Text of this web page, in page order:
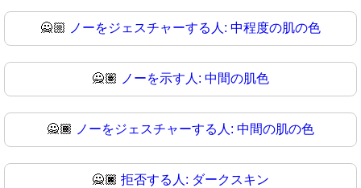
🙅🏼 ノーをジェスチャーする人: 中程度の肌の色
🙅🏽 ノーを示す人: 中間の肌色
🙅🏾 ノーをジェスチャーする人: 中間の肌の色
🙅🏿 拒否する人: ダークスキン